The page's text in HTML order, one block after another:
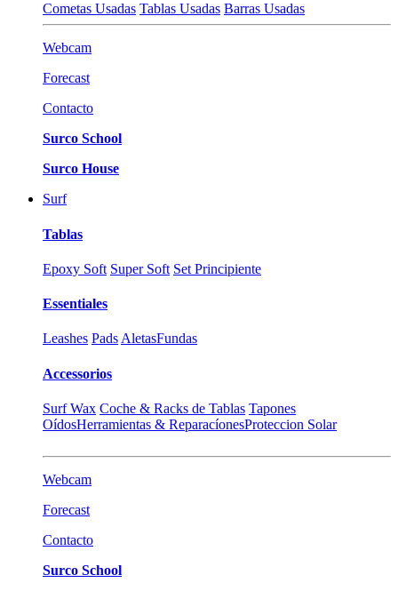
Cometas Usadas Tablas Usadas Barras Usadas
Webcam
Forecast
Contacto
Surco School
Surco House
Surf
Tablas
Epoxy Soft Super Soft Set Principiente
Essentiales
Leashes Pads AletasFundas
Accessorios
Surf Wax Coche & Racks de Tablas Tapones
OídosHerramientas & ReparacíonesProteccion Solar
Webcam
Forecast
Contacto
Surco School